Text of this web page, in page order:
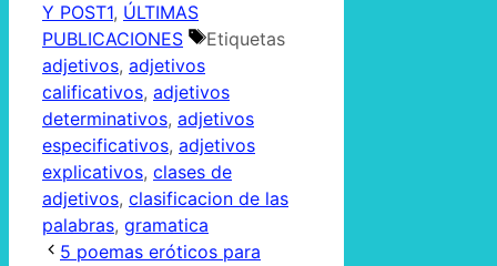
Y POST1, ÚLTIMAS
PUBLICACIONES
Etiquetas
adjetivos, adjetivos
calificativos, adjetivos
determinativos, adjetivos
especificativos, adjetivos
explicativos, clases de
adjetivos, clasificacion de las
palabras, gramatica
5 poemas eróticos para